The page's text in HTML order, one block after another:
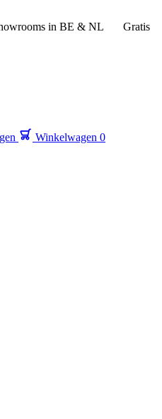
in BE & NL
Gratis
Winkelwagen 0